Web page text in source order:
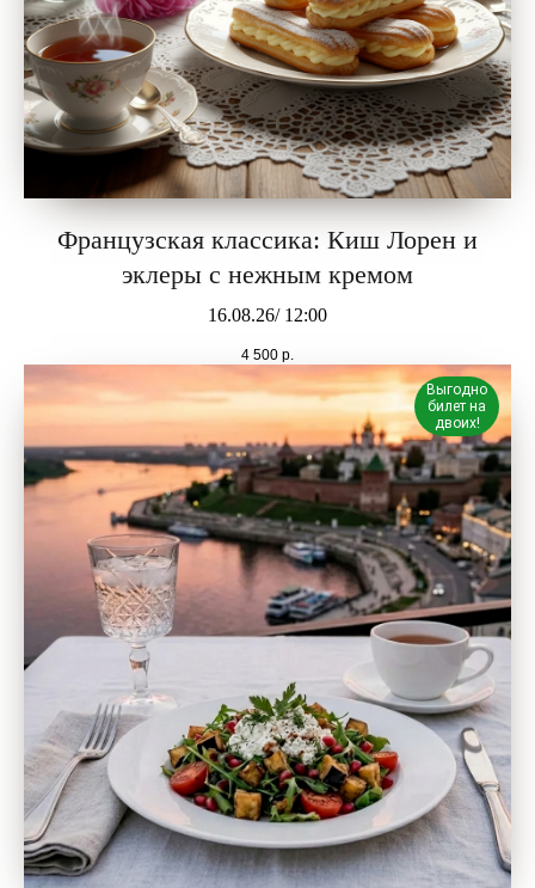
Французская классика: Киш Лорен и
эклеры с нежным кремом
16.08.26/ 12:00
4 500 р.
Выгодно
билет на
двоих!